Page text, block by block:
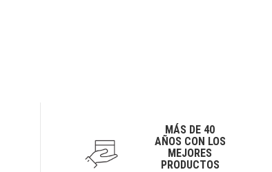
MÁS DE 40
AÑOS CON LOS
MEJORES
PRODUCTOS